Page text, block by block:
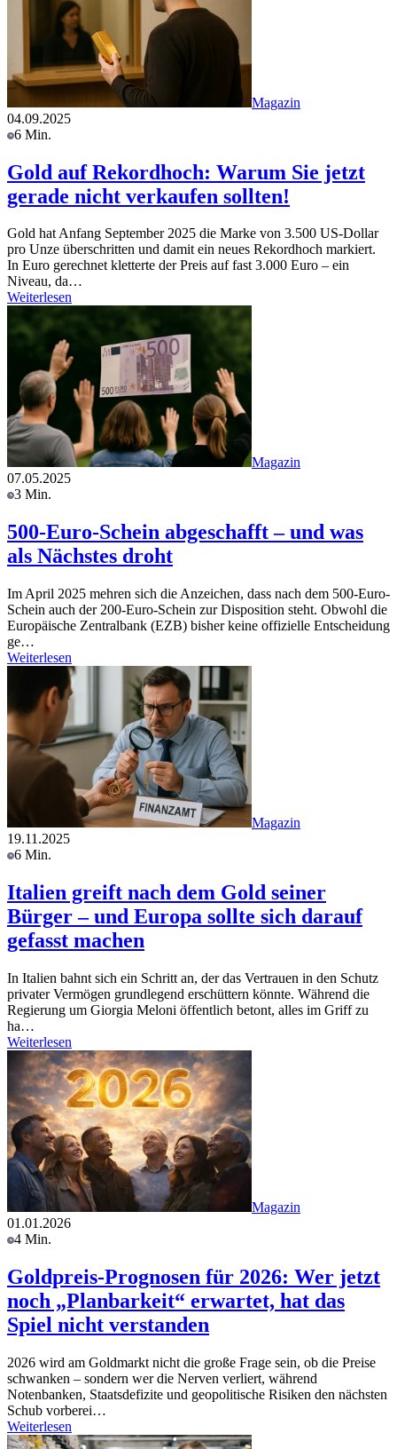
Magazin
04.09.2025
6 Min.
Gold auf Rekordhoch: Warum Sie jetzt
gerade nicht verkaufen sollten!
Gold hat Anfang September 2025 die Marke von 3.500 US-Dollar
pro Unze überschritten und damit ein neues Rekordhoch markiert.
In Euro gerechnet kletterte der Preis auf fast 3.000 Euro – ein
Niveau, da…
Weiterlesen
Magazin
07.05.2025
3 Min.
500-Euro-Schein abgeschafft – und was
als Nächstes droht
Im April 2025 mehren sich die Anzeichen, dass nach dem 500-Euro-
Schein auch der 200-Euro-Schein zur Disposition steht. Obwohl die
Europäische Zentralbank (EZB) bisher keine offizielle Entscheidung
ge…
Weiterlesen
Magazin
19.11.2025
6 Min.
Italien greift nach dem Gold seiner
Bürger – und Europa sollte sich darauf
gefasst machen
In Italien bahnt sich ein Schritt an, der das Vertrauen in den Schutz
privater Vermögen grundlegend erschüttern könnte. Während die
Regierung um Giorgia Meloni öffentlich betont, alles im Griff zu
ha…
Weiterlesen
Magazin
01.01.2026
4 Min.
Goldpreis-Prognosen für 2026: Wer jetzt
noch „Planbarkeit“ erwartet, hat das
Spiel nicht verstanden
2026 wird am Goldmarkt nicht die große Frage sein, ob die Preise
schwanken – sondern wer die Nerven verliert, während
Notenbanken, Staatsdefizite und geopolitische Risiken den nächsten
Schub vorberei…
Weiterlesen